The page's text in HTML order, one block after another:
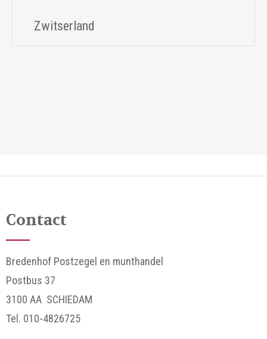
Zwitserland
Contact
Bredenhof Postzegel en munthandel
Postbus 37
3100 AA SCHIEDAM
Tel. 010-4826725